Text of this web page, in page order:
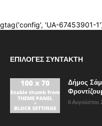
ΕΠΙΛΟΓΈΣ ΣΥΝΤΆΚΤΗ
Δήμος
6 Αυγούστου